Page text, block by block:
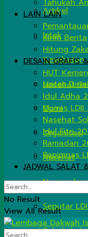
Artikel
Iptek
Kesehatan
Lintas
Opini
Organisasi
Nasehat
Nasional
Seputar
Tahukah
Tahukah
LAIN LAIN
Kirim Berita
Hitung
DESAIN GRAFIS
HUT
Nasehat
Idul Adha
Munas
Nasehat
Idul Fitri
Ramadan
Rapimnas
JADWAL SALAT
No Result
View All Result